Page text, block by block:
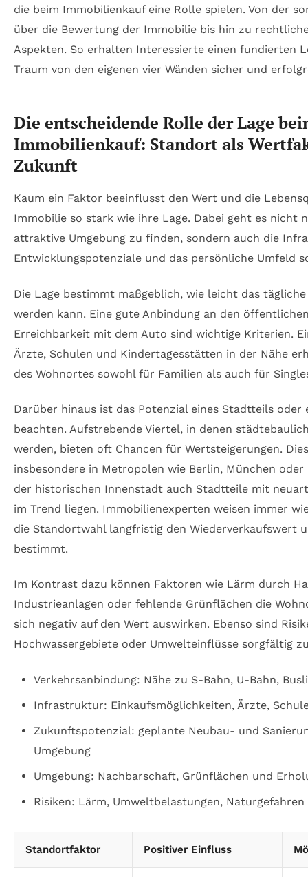
die beim Immobilienkauf eine Rolle spielen. Von der
über die Bewertung der Immobilie bis hin zu
Aspekten. So erhalten Interessierte einen fundierten
Traum von den eigenen vier Wänden sicher und
Die entscheidende Rolle der Lage
Immobilienkauf: Standort als
Zukunft
Kaum ein Faktor beeinflusst den Wert und die
Immobilie so stark wie ihre Lage. Dabei geht es nicht
attraktive Umgebung zu finden, sondern auch die
Entwicklungspotenziale und das persönliche Umfeld
Die Lage bestimmt maßgeblich, wie leicht das
werden kann. Eine gute Anbindung an den
Erreichbarkeit mit dem Auto sind wichtige Kriterien.
Ärzte, Schulen und Kindertagesstätten in der Nähe
des Wohnortes sowohl für Familien als auch für
Darüber hinaus ist das Potenzial eines Stadtteils oder
beachten. Aufstrebende Viertel, in denen
werden, bieten oft Chancen für Wertsteigerungen.
insbesondere in Metropolen wie Berlin, München oder
der historischen Innenstadt auch Stadtteile mit
im Trend liegen. Immobilienexperten weisen immer
die Standortwahl langfristig den Wiederverkaufswert
bestimmt.
Im Kontrast dazu können Faktoren wie Lärm durch
Industrieanlagen oder fehlende Grünflächen die
sich negativ auf den Wert auswirken. Ebenso sind
Hochwassergebiete oder Umwelteinflüsse sorgfältig
Verkehrsanbindung: Nähe zu S-Bahn, U-Bahn,
Infrastruktur: Einkaufsmöglichkeiten, Ärzte,
Zukunftspotenzial: geplante Neubau- und
Umgebung
Umgebung: Nachbarschaft, Grünflächen und
Risiken: Lärm, Umweltbelastungen, Naturgefahren
Standortfaktor Positiver Einfluss